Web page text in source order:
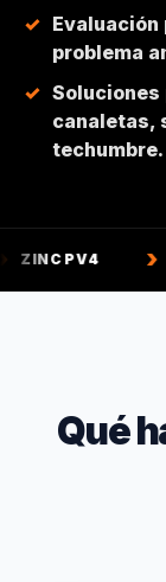
CHICUREO
problema
canaletas,
techumbre.
ZINC
Qué